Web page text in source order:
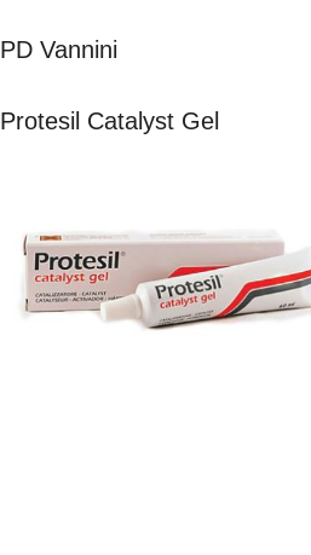
PD Vannini
Protesil Catalyst Gel